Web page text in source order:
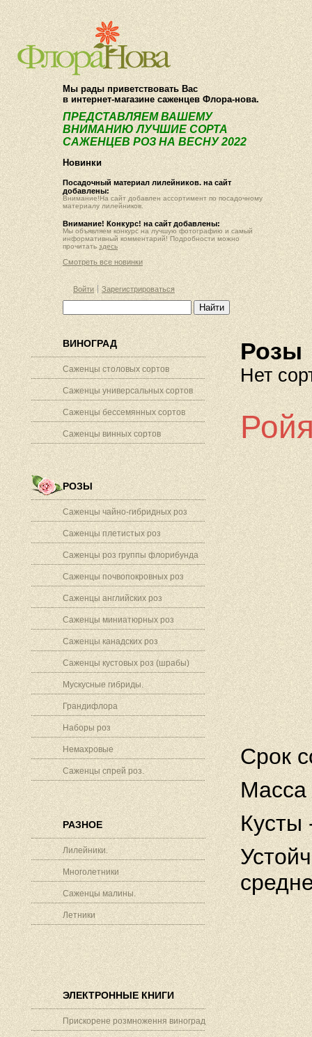
О компании Как купить
Мы рады приветствовать Вас
в интернет-магазине саженцев Флора-нова.
ПРЕДСТАВЛЯЕМ ВАШЕМУ
ВНИМАНИЮ ЛУЧШИЕ СОРТА
САЖЕНЦЕВ РОЗ НА ВЕСНУ 2022
Новинки
Посадочный материал лилейников. на сайт
добавлены:
Внимание!На сайт добавлен ассортимент по посадочному
материалу лилейников.
Внимание! Конкурс! на сайт добавлены:
Мы объявляем конкурс на лучшую фотографию и самый
информативный комментарий! Подробности можно
прочитать здесь
Смотреть все новинки
Войти Зарегистрироваться
ВИНОГРАД
Саженцы столовых сортов
Саженцы универсальных сортов
Саженцы бессемянных сортов
Саженцы винных сортов
РОЗЫ
Саженцы чайно-гибридных роз
Саженцы плетистых роз
Саженцы роз группы флорибунда
Саженцы почвопокровных роз
Саженцы английских роз
Саженцы миниатюрных роз
Саженцы канадских роз
Саженцы кустовых роз (шрабы)
Мускусные гибриды.
Грандифлора
Наборы роз
Немахровые
Саженцы спрей роз.
РАЗНОЕ
Лилейники.
Многолетники
Саженцы малины.
Летники
ЭЛЕКТРОННЫЕ КНИГИ
Прискорене розмноження винограду.
Розы
Нет
Срок
Масса
Кусты